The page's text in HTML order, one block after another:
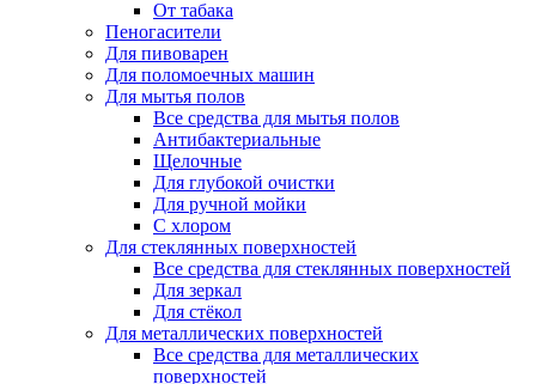
От табака
Пеногасители
Для пивоварен
Для поломоечных машин
Для мытья полов
Все средства для мытья полов
Антибактериальные
Щелочные
Для глубокой очистки
Для ручной мойки
С хлором
Для стеклянных поверхностей
Все средства для стеклянных поверхностей
Для зеркал
Для стёкол
Для металлических поверхностей
Все средства для металлических
поверхностей